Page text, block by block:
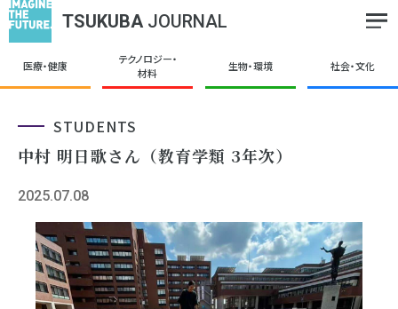
TSUKUBA JOURNAL
医療・健康
テクノロジー・
材料
生物・環境 社会・文化
STUDENTS
中村 明日歌さん（教育学類 3年次）
2025.07.08